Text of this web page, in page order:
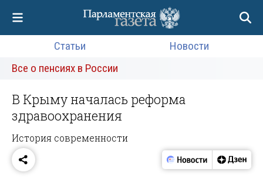
Статьи
Новости
Все о пенсиях в России
В Крыму началась реформа
здравоохранения
История современности